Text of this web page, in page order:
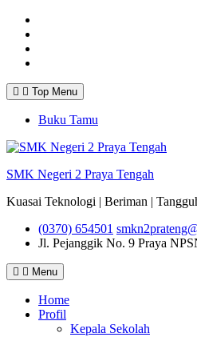
Top Menu
Buku Tamu
SMK Negeri 2 Praya Tengah
Kuasai Teknologi | Beriman |
(0370) 654501
Jl. Pejanggik No. 9 Praya
Menu
Home
Profil
Kepala Sekolah